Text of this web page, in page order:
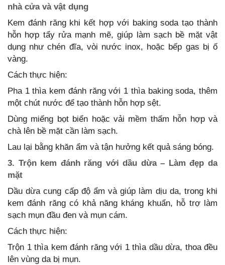
nhà cửa và vật dụng
Kem đánh răng khi kết hợp với baking soda tạo thành
hỗn hợp tẩy rửa mạnh mẽ, giúp làm sạch bề mặt vật
dụng như chén đĩa, vòi nước inox, hoặc bếp gas bị ố
vàng.
Cách thực hiện:
Pha 1 thìa kem đánh răng với 1 thìa baking soda, thêm
một chút nước để tạo thành hỗn hợp sệt.
Dùng miếng bọt biển hoặc vải mềm thấm hỗn hợp và
chà lên bề mặt cần làm sạch.
Lau lại bằng khăn ẩm và tận hưởng kết quả sáng bóng.
3. Trộn kem đánh răng với dầu dừa – Làm đẹp da
mặt
Dầu dừa cung cấp độ ẩm và giúp làm dịu da, trong khi
kem đánh răng có khả năng kháng khuẩn, hỗ trợ làm
sạch mụn đầu đen và mụn cám.
Cách thực hiện:
Trộn 1 thìa kem đánh răng với 1 thìa dầu dừa, thoa đều
lên vùng da bị mụn.